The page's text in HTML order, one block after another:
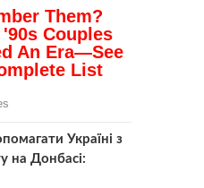
Україні з
на Донбасі: